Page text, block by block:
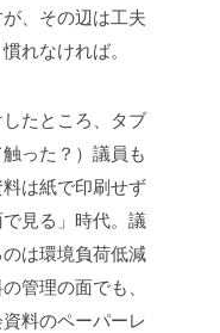
、その辺は工夫
れなければ。
たところ、タブ
った？）議員も
は紙で印刷せず
見る」時代。議
は環境負荷低減
管理の面でも、
料のペーパーレ